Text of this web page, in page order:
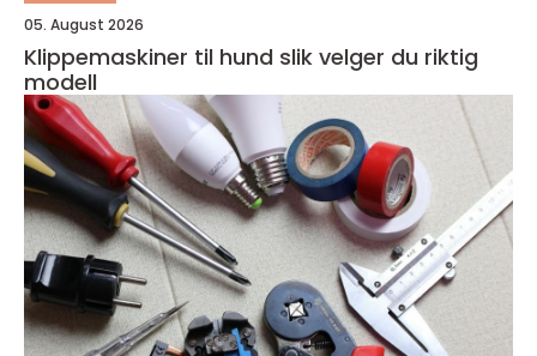
05. August 2026
Klippemaskiner til hund slik velger du riktig
modell